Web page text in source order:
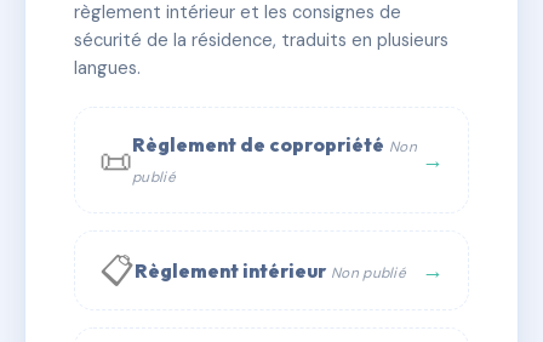
✓ Immatriculée 🏠 24 lots 🏗 3 bâtiment(s)
📞 Contacter Syndic Digital 💬 WhatsApp
✉ Email
règlement intérieur et les consignes de
sécurité de la résidence, traduits en plusieurs
langues.
📜Règlement de copropriété Non
publié
→
📋Règlement intérieur Non publié →